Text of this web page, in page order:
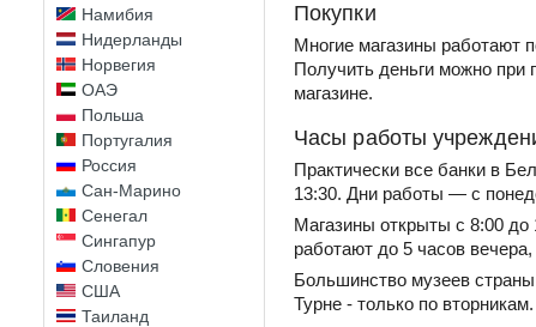
Намибия
Нидерланды
Норвегия
ОАЭ
Польша
Португалия
Россия
Сан-Марино
Сенегал
Сингапур
Словения
США
Таиланд
Покупки
Многие магазины работают
Получить деньги можно при
магазине.
Часы работы
Практически все банки в
13:30. Дни работы — с
Магазины открыты с 8:00
работают до 5 часов
Большинство музеев
Турне - только по вторникам.